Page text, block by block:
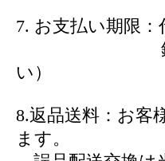
7. お支払い期限：
銀行振込、
い）
8.返品送料：お客
ます。